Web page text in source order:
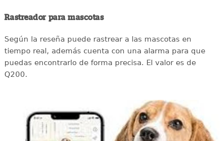
Rastreador para mascotas
Según la reseña puede rastrear a las mascotas en
tiempo real, además cuenta con una alarma para que
puedas encontrarlo de forma precisa. El valor es de
Q200.